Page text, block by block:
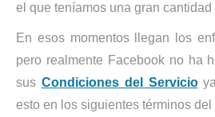
el que teníamos una gran cantidad
En esos momentos llegan los
pero realmente Facebook no ha
sus Condiciones del Servicioya
esto en los siguientes términos del